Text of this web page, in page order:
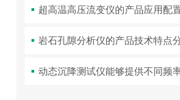
超高温高压流变仪的产品应用配
岩石孔隙分析仪的产品技术特点
动态沉降测试仪能够提供不同频